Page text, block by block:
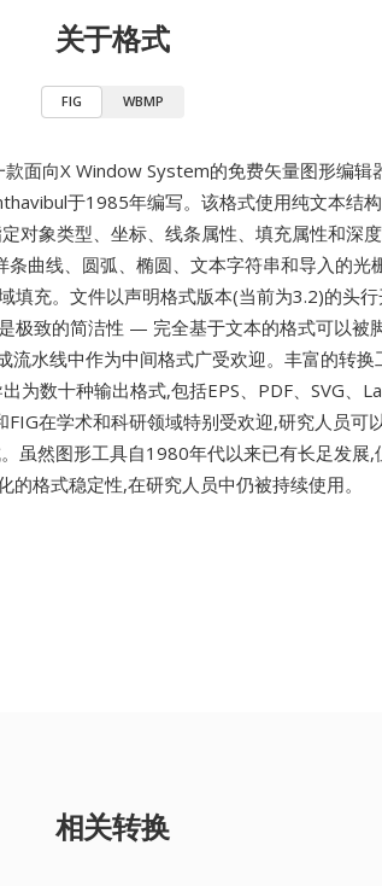
关于格式
FIG WBMP
面向X Window System的免费矢量图形编辑
于1985年编写。该格式使用纯文本结
对象类型、坐标、线条属性、填充属性和深
曲线、圆弧、椭圆、文本字符串和导入的光
填充。文件以声明格式版本(当前为3.2)的头
极致的简洁性 — 完全基于文本的格式可以被
流水线中作为中间格式广受欢迎。丰富的转换
为数十种输出格式,包括EPS、PDF、SVG、
在学术和科研领域特别受欢迎,研究人员可
虽然图形工具自1980年代以来已有长足发展,
格式稳定性,在研究人员中仍被持续使用。
相关转换